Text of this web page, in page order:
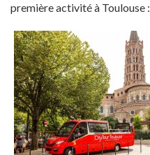
première activité à Toulouse :